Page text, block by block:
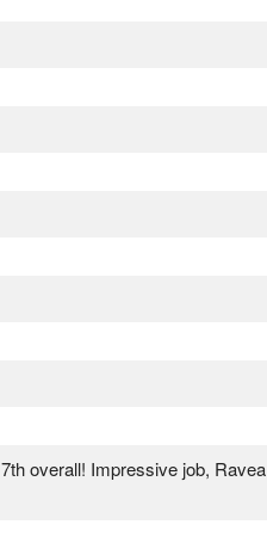
overall! Impressive job, Ravea